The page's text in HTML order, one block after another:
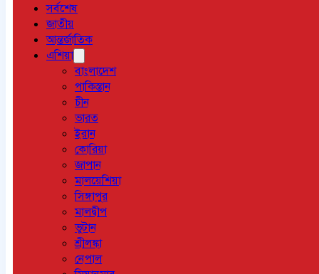
সর্বশেষ
জাতীয়
আন্তর্জাতিক
এশিয়া
বাংলাদেশ
পাকিস্তান
চীন
ভারত
ইরান
কোরিয়া
জাপান
মালয়েশিয়া
সিঙ্গাপুর
মালদ্বীপ
ভুটান
শ্রীলঙ্কা
নেপাল